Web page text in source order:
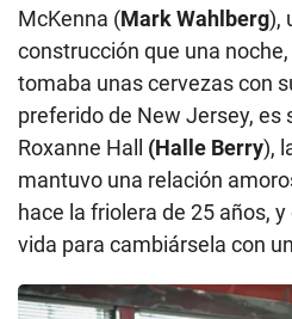
McKenna (MarkWahlberg),
construcción que una
tomaba unas cervezas con
preferido de New Jersey, es
Roxanne Hall (Halle Berry),
mantuvo una relación
hace la friolera de 25 años,
vida para cambiársela con